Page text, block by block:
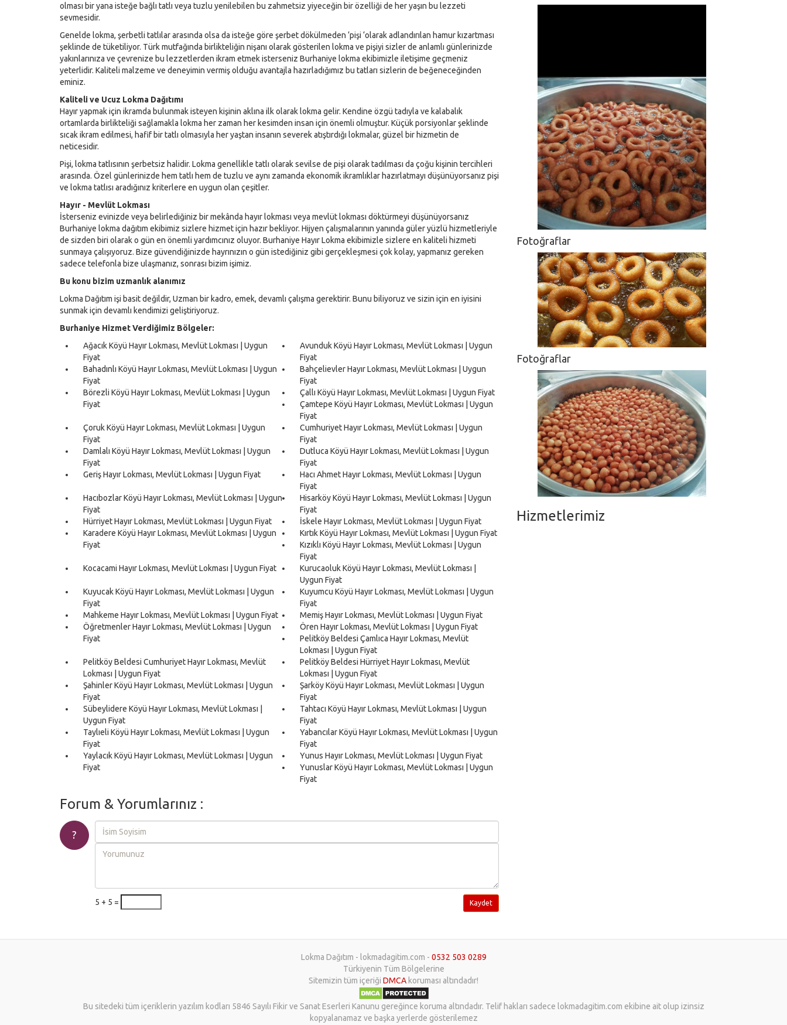
olması bir yana isteğe bağlı tatlı veya tuzlu yenilebilen bu zahmetsiz yiyeceğin bir özelliği de her yaşın bu lezzeti
sevmesidir.
Genelde lokma, şerbetli tatlılar arasında olsa da isteğe göre şerbet dökülmeden ‘pişi ‘olarak adlandırılan hamur kızartması
şeklinde de tüketiliyor. Türk mutfağında birlikteliğin nişanı olarak gösterilen lokma ve pişiyi sizler de anlamlı günlerinizde
yakınlarınıza ve çevrenize bu lezzetlerden ikram etmek isterseniz Burhaniye lokma ekibimizle iletişime geçmeniz
yeterlidir. Kaliteli malzeme ve deneyimin vermiş olduğu avantajla hazırladığımız bu tatları sizlerin de beğeneceğinden
eminiz.
Kaliteli ve Ucuz Lokma Dağıtımı
Hayır yapmak için ikramda bulunmak isteyen kişinin aklına ilk olarak lokma gelir. Kendine özgü tadıyla ve kalabalık
ortamlarda birlikteliği sağlamakla lokma her zaman her kesimden insan için önemli olmuştur. Küçük porsiyonlar şeklinde
sıcak ikram edilmesi, hafif bir tatlı olmasıyla her yaştan insanın severek atıştırdığı lokmalar, güzel bir hizmetin de
neticesidir.
Pişi, lokma tatlısının şerbetsiz halidir. Lokma genellikle tatlı olarak sevilse de pişi olarak tadılması da çoğu kişinin tercihleri
arasında. Özel günlerinizde hem tatlı hem de tuzlu ve aynı zamanda ekonomik ikramlıklar hazırlatmayı düşünüyorsanız pişi
ve lokma tatlısı aradığınız kriterlere en uygun olan çeşitler.
Hayır - Mevlüt Lokması
İsterseniz evinizde veya belirlediğiniz bir mekânda hayır lokması veya mevlüt lokması döktürmeyi düşünüyorsanız
Burhaniye lokma dağıtım ekibimiz sizlere hizmet için hazır bekliyor. Hijyen çalışmalarının yanında güler yüzlü hizmetleriyle
de sizden biri olarak o gün en önemli yardımcınız oluyor. Burhaniye Hayır Lokma ekibimizle sizlere en kaliteli hizmeti
sunmaya çalışıyoruz. Bize güvendiğinizde hayrınızın o gün istediğiniz gibi gerçekleşmesi çok kolay, yapmanız gereken
sadece telefonla bize ulaşmanız, sonrası bizim işimiz.
Bu konu bizim uzmanlık alanımız
Lokma Dağıtım işi basit değildir, Uzman bir kadro, emek, devamlı çalışma gerektirir. Bunu biliyoruz ve sizin için en iyisini
sunmak için devamlı kendimizi geliştiriyoruz.
Burhaniye Hizmet Verdiğimiz Bölgeler:
Ağacık Köyü Hayır Lokması, Mevlüt Lokması | Uygun
Fiyat
Avunduk Köyü Hayır Lokması, Mevlüt Lokması | Uygun
Fiyat
Bahadınlı Köyü Hayır Lokması, Mevlüt Lokması | Uygun
Fiyat
Bahçelievler Hayır Lokması, Mevlüt Lokması | Uygun
Fiyat
Börezli Köyü Hayır Lokması, Mevlüt Lokması | Uygun
Fiyat
Çallı Köyü Hayır Lokması, Mevlüt Lokması | Uygun Fiyat
Çamtepe Köyü Hayır Lokması, Mevlüt Lokması | Uygun
Fiyat
Çoruk Köyü Hayır Lokması, Mevlüt Lokması | Uygun
Fiyat
Cumhuriyet Hayır Lokması, Mevlüt Lokması | Uygun
Fiyat
Damlalı Köyü Hayır Lokması, Mevlüt Lokması | Uygun
Fiyat
Dutluca Köyü Hayır Lokması, Mevlüt Lokması | Uygun
Fiyat
Geriş Hayır Lokması, Mevlüt Lokması | Uygun Fiyat
Hacı Ahmet Hayır Lokması, Mevlüt Lokması | Uygun
Fiyat
Hacıbozlar Köyü Hayır Lokması, Mevlüt Lokması | Uygun
Fiyat
Hisarköy Köyü Hayır Lokması, Mevlüt Lokması | Uygun
Fiyat
Hürriyet Hayır Lokması, Mevlüt Lokması | Uygun Fiyat
İskele Hayır Lokması, Mevlüt Lokması | Uygun Fiyat
Karadere Köyü Hayır Lokması, Mevlüt Lokması | Uygun
Fiyat
Kırtık Köyü Hayır Lokması, Mevlüt Lokması | Uygun Fiyat
Kızıklı Köyü Hayır Lokması, Mevlüt Lokması | Uygun
Fiyat
Kocacami Hayır Lokması, Mevlüt Lokması | Uygun Fiyat
Kurucaoluk Köyü Hayır Lokması, Mevlüt Lokması |
Uygun Fiyat
Kuyucak Köyü Hayır Lokması, Mevlüt Lokması | Uygun
Fiyat
Kuyumcu Köyü Hayır Lokması, Mevlüt Lokması | Uygun
Fiyat
Mahkeme Hayır Lokması, Mevlüt Lokması | Uygun Fiyat
Memiş Hayır Lokması, Mevlüt Lokması | Uygun Fiyat
Öğretmenler Hayır Lokması, Mevlüt Lokması | Uygun
Fiyat
Ören Hayır Lokması, Mevlüt Lokması | Uygun Fiyat
Pelitköy Beldesi Çamlıca Hayır Lokması, Mevlüt
Lokması | Uygun Fiyat
Pelitköy Beldesi Cumhuriyet Hayır Lokması, Mevlüt
Lokması | Uygun Fiyat
Pelitköy Beldesi Hürriyet Hayır Lokması, Mevlüt
Lokması | Uygun Fiyat
Şahinler Köyü Hayır Lokması, Mevlüt Lokması | Uygun
Fiyat
Şarköy Köyü Hayır Lokması, Mevlüt Lokması | Uygun
Fiyat
Sübeylidere Köyü Hayır Lokması, Mevlüt Lokması |
Uygun Fiyat
Tahtacı Köyü Hayır Lokması, Mevlüt Lokması | Uygun
Fiyat
Taylıeli Köyü Hayır Lokması, Mevlüt Lokması | Uygun
Fiyat
Yabancılar Köyü Hayır Lokması, Mevlüt Lokması | Uygun
Fiyat
Yaylacık Köyü Hayır Lokması, Mevlüt Lokması | Uygun
Fiyat
Yunus Hayır Lokması, Mevlüt Lokması | Uygun Fiyat
Yunuslar Köyü Hayır Lokması, Mevlüt Lokması | Uygun
Fiyat
Forum & Yorumlarınız :
?
5 + 5 = Kaydet
Fotoğraflar
Fotoğraflar
Hizmetlerimiz
Lokma Dağıtım - lokmadagitim.com - 0532 503 0289
Türkiyenin Tüm Bölgelerine
Sitemizin tüm içeriği DMCA koruması altındadır!
Bu sitedeki tüm içeriklerin yazılım kodları 5846 Sayılı Fikir ve Sanat Eserleri Kanunu gereğince koruma altındadır. Telif hakları sadece lokmadagitim.com ekibine ait olup izinsiz
kopyalanamaz ve başka yerlerde gösterilemez